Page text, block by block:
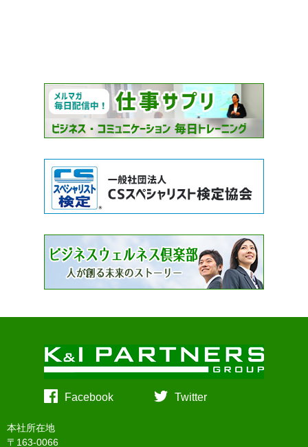
Facebook Twitter
本社所在地
〒163-0066